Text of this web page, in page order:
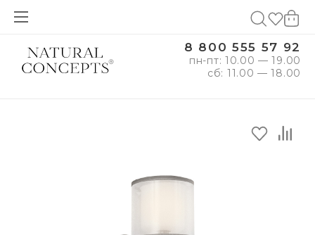
8 800 555 57 92
пн-пт: 10.00 — 19.00
сб: 11.00 — 18.00